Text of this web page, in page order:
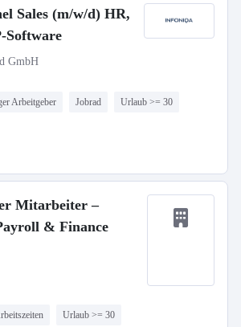
Sales (m/w/d) HR,
Software
GmbH
Arbeitgeber Jobrad Urlaub >= 30
Mitarbeiter –
& Finance
Urlaub >= 30